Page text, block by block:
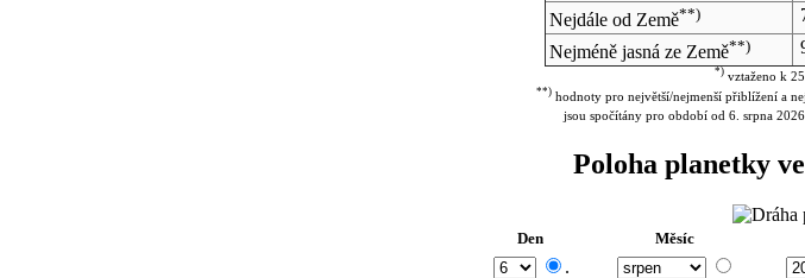
Nejdále od Země**)
Nejméně jasná ze Země**)
*)vztaženo k
**) hodnoty pro největší/nejmenší přiblížení a
jsou spočítány pro období od 6. srpna
Poloha planetky
Den Měsíc
.